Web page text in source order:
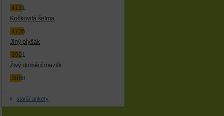
4131
Kočkovitá šelma
4735
Jiný plyšák
3921
Živý domácí mazlík
3888
starší ankety